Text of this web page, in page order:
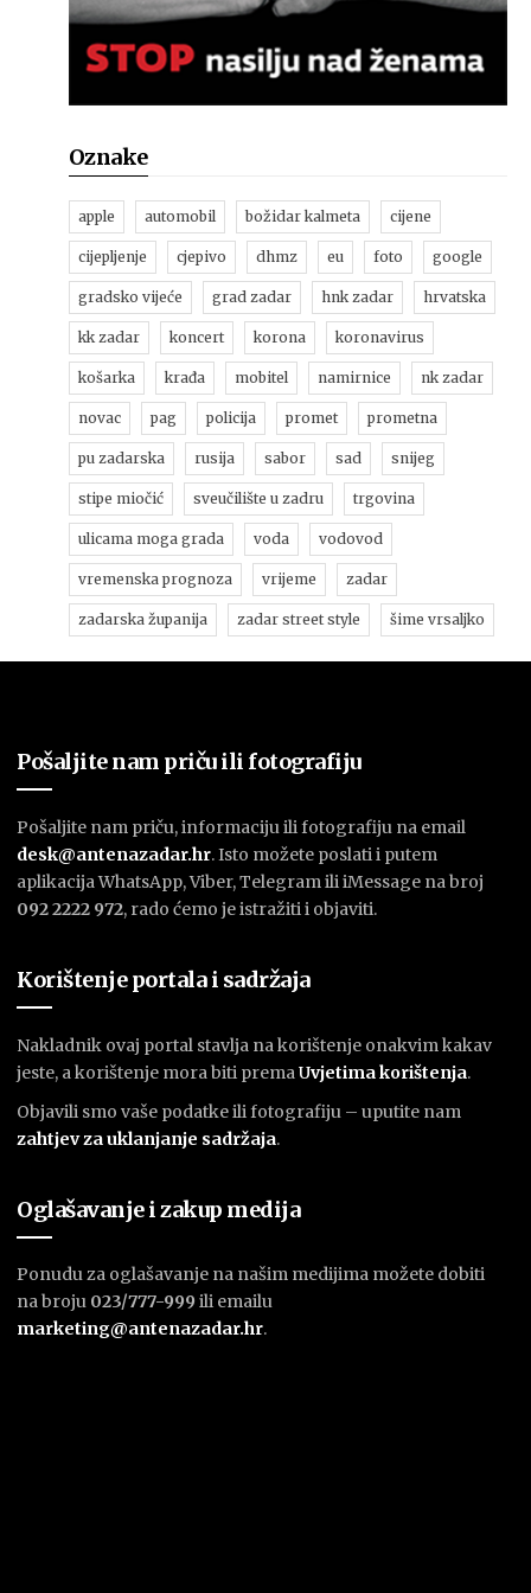
Oznake
apple automobil božidar kalmeta cijene
cijepljenje cjepivo dhmz eu foto google
gradsko vijeće grad zadar hnk zadar hrvatska
kk zadar koncert korona koronavirus
košarka krađa mobitel namirnice nk zadar
novac pag policija promet prometna
pu zadarska rusija sabor sad snijeg
stipe miočić sveučilište u zadru trgovina
ulicama moga grada voda vodovod
vremenska prognoza vrijeme zadar
zadarska županija zadar street style šime vrsaljko
Pošaljite nam priču ili fotografiju
Pošaljite nam priču, informaciju ili fotografiju na email
desk@antenazadar.hr. Isto možete poslati i putem
aplikacija WhatsApp, Viber, Telegram ili iMessage na broj
092 2222 972, rado ćemo je istražiti i objaviti.
Korištenje portala i sadržaja
Nakladnik ovaj portal stavlja na korištenje onakvim kakav
jeste, a korištenje mora biti premaUvjetima korištenja.
Objavili smo vaše podatke ili fotografiju – uputite nam
zahtjev za uklanjanje sadržaja.
Oglašavanje i zakup medija
Ponudu za oglašavanje na našim medijima možete dobiti
na broju 023/777-999 ili emailu
marketing@antenazadar.hr.